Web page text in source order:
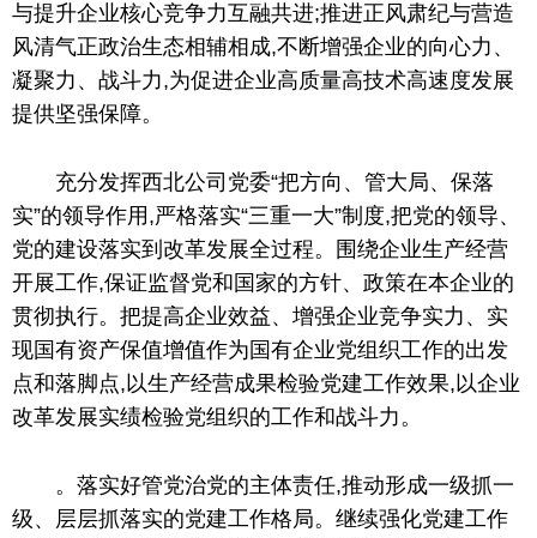
与提升企业核心竞争力互融共进;推进正风肃纪与营造
风清气正政治生态相辅相成,不断增强企业的向心力、
凝聚力、战斗力,为促进企业高质量高技术高速度发展
提供坚强保障。
充分发挥西北公司党委“把方向、管大局、保落
实”的领导作用,严格落实“三重一大”制度,把党的领导、
党的建设落实到改革发展全过程。围绕企业生产经营
开展工作,保证监督党和国家的方针、政策在本企业的
贯彻执行。把提高企业效益、增强企业竞争实力、实
现国有资产保值增值作为国有企业党组织工作的出发
点和落脚点,以生产经营成果检验党建工作效果,以企业
改革发展实绩检验党组织的工作和战斗力。
。落实好管党治党的主体责任,推动形成一级抓一
级、层层抓落实的党建工作格局。继续强化党建工作